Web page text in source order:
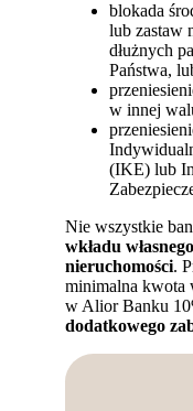
blokada
lub zastaw
dłużnych
Państwa,
w innej
(IKE) lub
Nie wszystkie
wkładu własnego
nieruchomości.
minimalna kwota
w Alior Banku
dodatkowego